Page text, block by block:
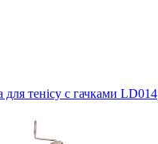
для тенісу с гачками LD014